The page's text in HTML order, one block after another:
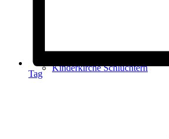
Kinderkirche Schlüchtern
Tag